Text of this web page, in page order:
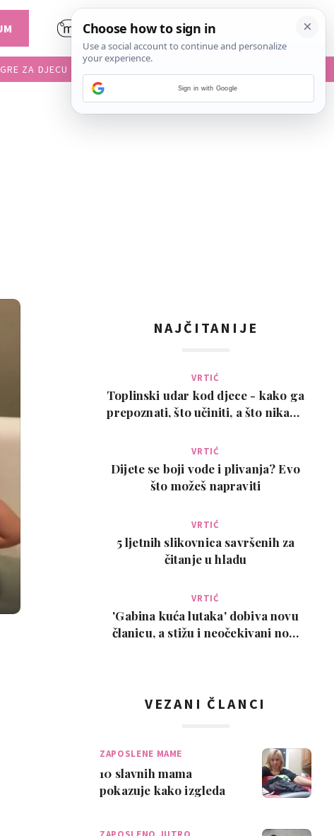
ZA DJECU
NAJČITANIJE
VRTIĆ
Toplinski udar kod djece - kako ga
prepoznati, što učiniti, a što nikako
VRTIĆ
Dijete se boji vode i plivanja? Evo
što možeš napraviti
VRTIĆ
5 ljetnih slikovnica savršenih za
čitanje u hladu
VRTIĆ
'Gabina kuća lutaka' dobiva novu
članicu, a stižu i neočekivani novi
VEZANI ČLANCI
ZAPOSLENE MAME
10 slavnih mama
pokazuje kako izgleda
Sign in with Google